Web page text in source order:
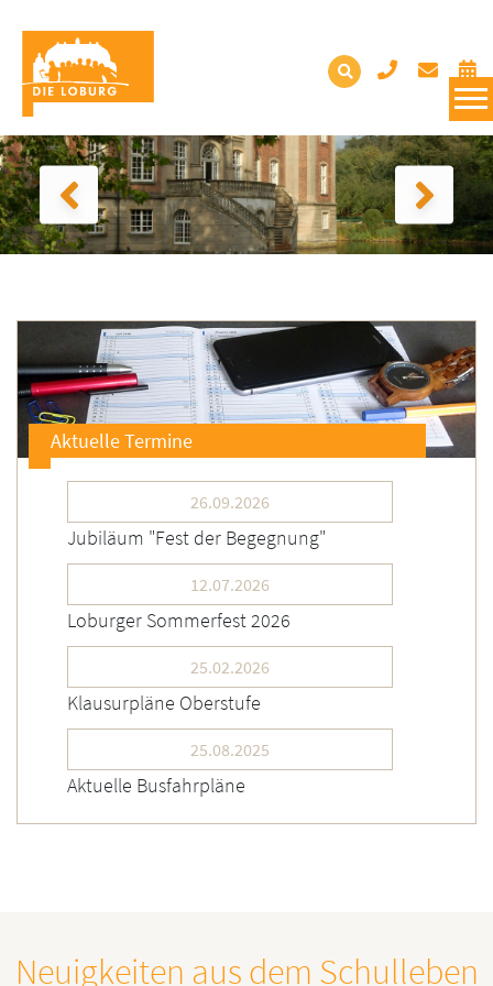
Aktuelle Termine
26.09.2026
Jubiläum "Fest der Begegnung"
12.07.2026
Loburger Sommerfest 2026
25.02.2026
Klausurpläne Oberstufe
25.08.2025
Aktuelle Busfahrpläne
Neuigkeiten aus dem Schulleben